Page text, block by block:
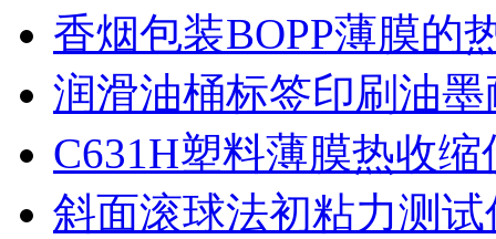
香烟包装BOPP薄膜的
润滑油桶标签印刷油
C631H塑料薄膜热收
斜面滚球法初粘力测